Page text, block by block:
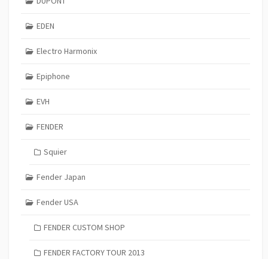
EDEN
Electro Harmonix
Epiphone
EVH
FENDER
Squier
Fender Japan
Fender USA
FENDER CUSTOM SHOP
FENDER FACTORY TOUR 2013